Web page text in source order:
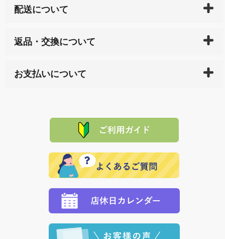
配送について
天ペイ」の方はご注文受付後）、 長崎県下全域に点在
サイト内で購入された商品の送料は、こちらの
全国送
れの生産メーカーからお客様の元へ直送いたしますの
で、 それぞれ個別に送料が必要になります。
返品・交換について
または配送途中の 事故などで不都合が生じている場合
品代金を返金いたします。）
その際は誠に申し訳ありませんが、当協会までご注文
願いいたします。
お支払いについて
た場合、お客様からの ご入金を確認した後で、商品を
※「クレジットカード」「PayPay」「楽天ペイ」を指
定された場合は、準備出来次第の便にてお送りいたし
ます。 （到着日指定をされている場合は、ご指定の日
程に合わせてお届けいたします。）